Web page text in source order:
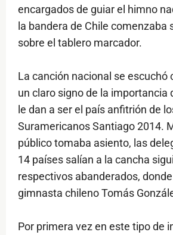
encargados de guiar el himno
la bandera de Chile comenzaba
sobre el tablero marcador.
La canción nacional se escuchó
un claro signo de la importancia
le dan a ser el país anfitrión de
Suramericanos Santiago 2014.
público tomaba asiento, las
14 países salían a la cancha
respectivos abanderados,
gimnasta chileno Tomás
Por primera vez en este tipo de